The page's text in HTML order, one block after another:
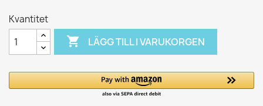
Kvantitet
 LÄGG TILL I VARUKORGEN